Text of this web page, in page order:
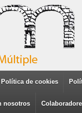
Política de cookies
nosotros